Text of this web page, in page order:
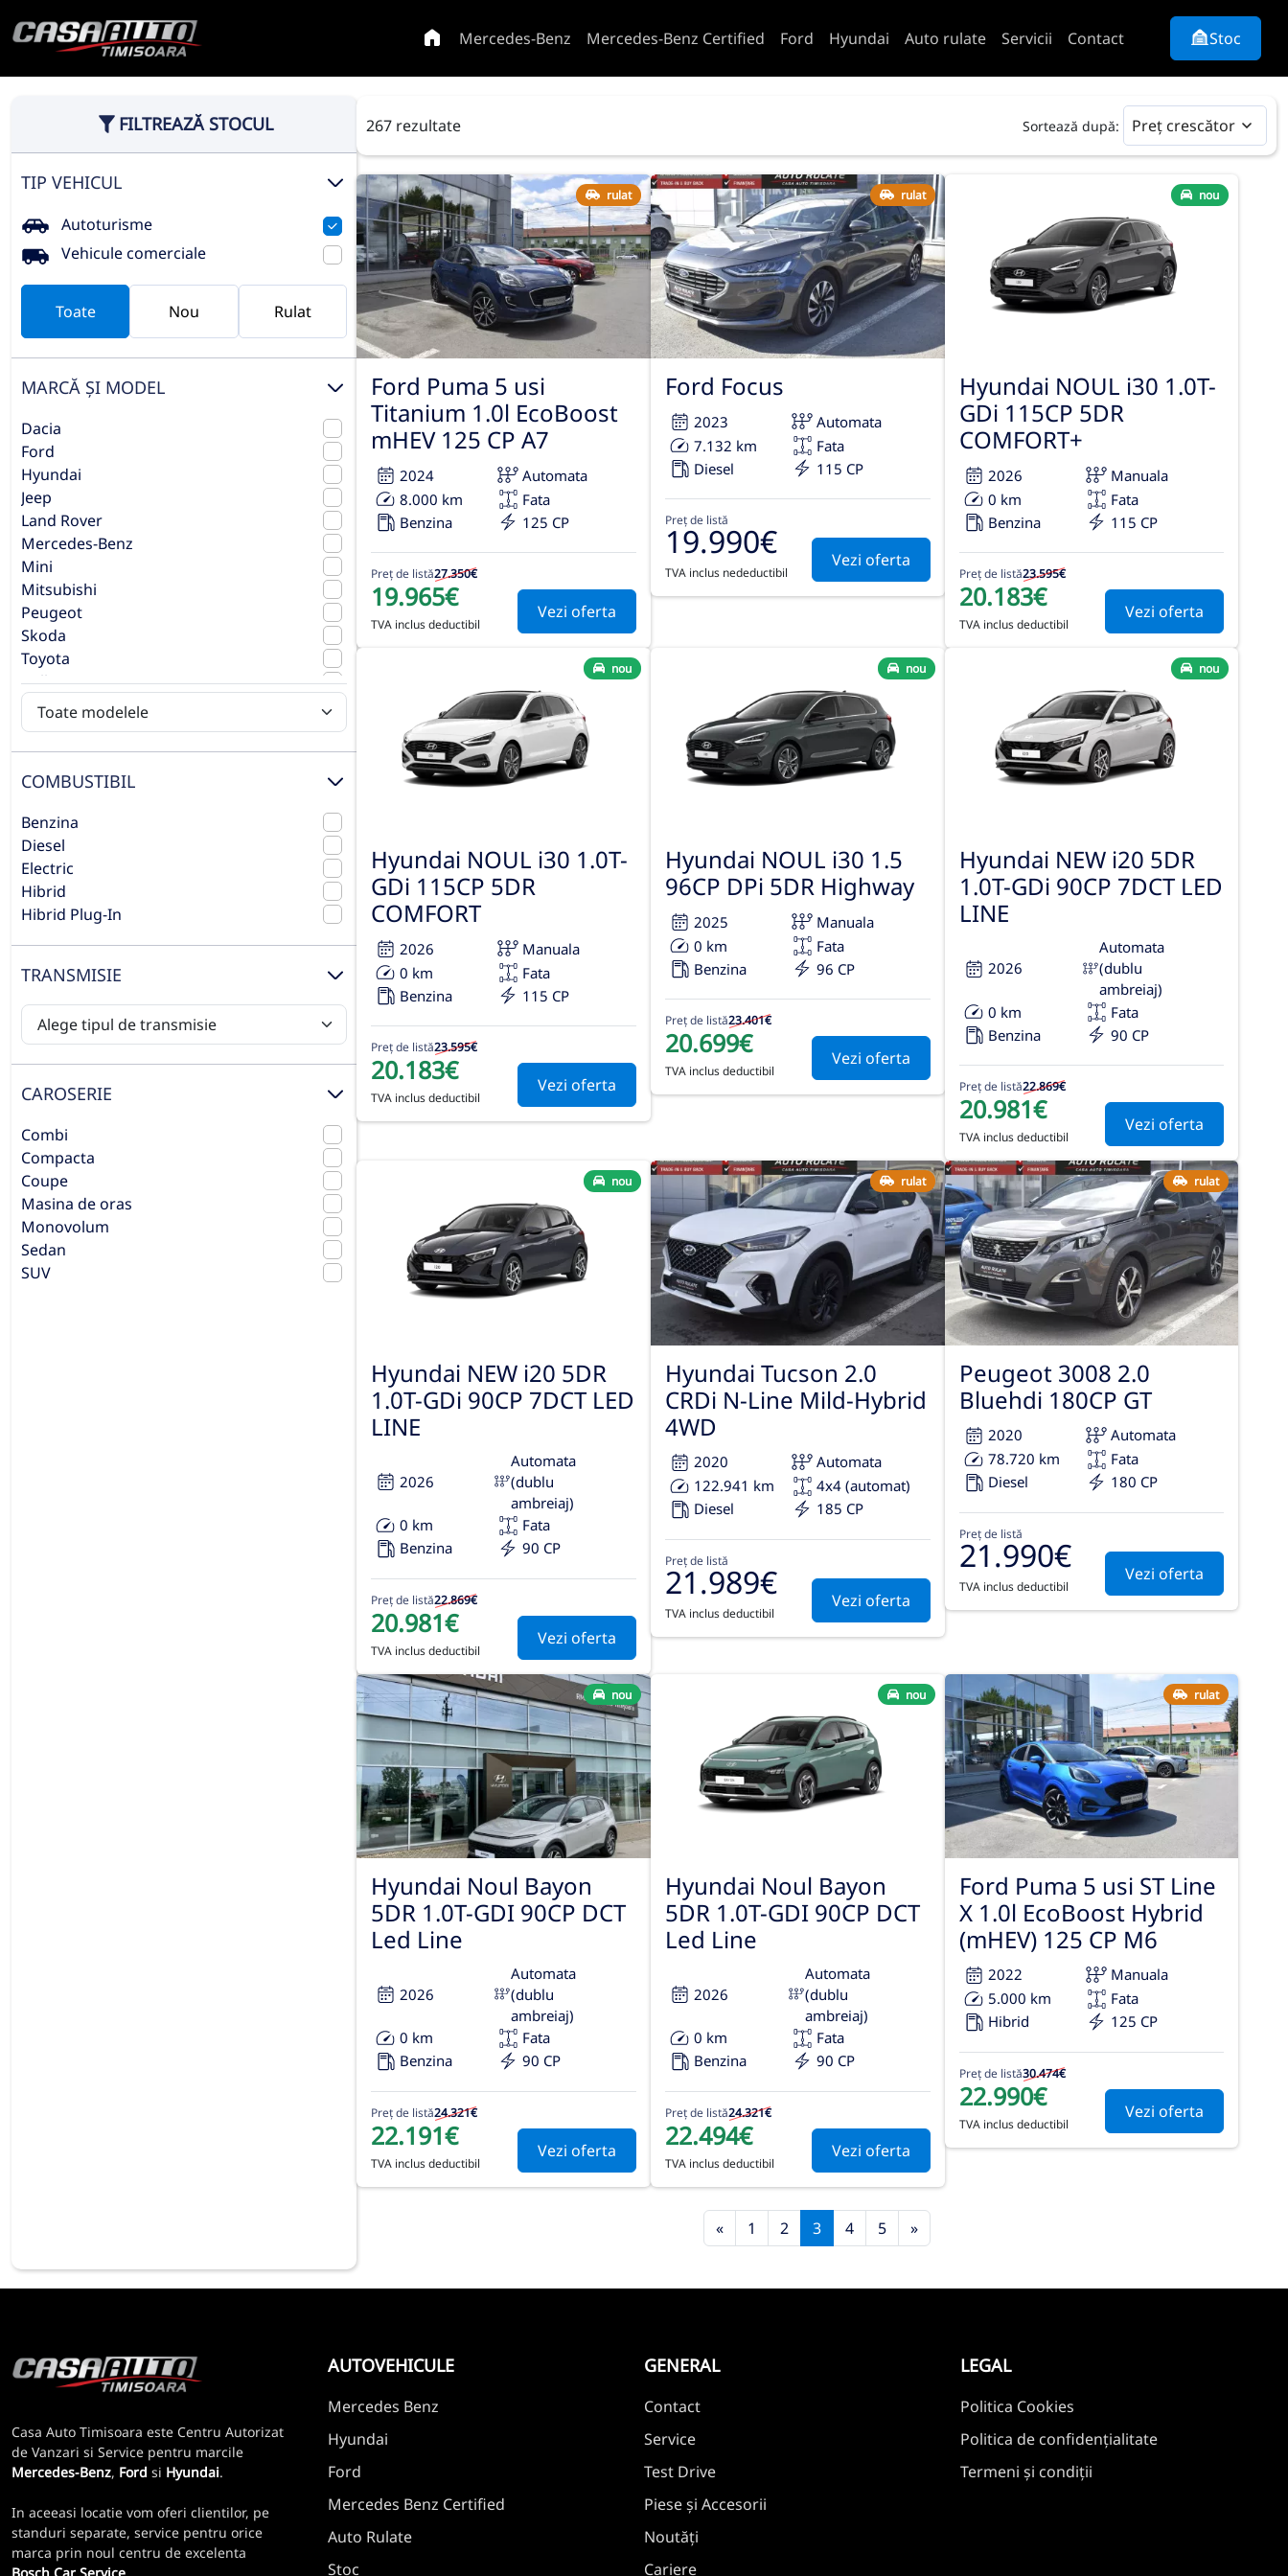
Mercedes-Benz Mercedes-Benz Certified Ford Hyundai Auto rulate Servicii Contact Stoc
FILTREAZĂ STOCUL
TIP VEHICUL
Autoturisme
Vehicule comerciale
Toate Nou Rulat
MARCĂ ȘI MODEL
Dacia
Ford
Hyundai
Jeep
Land Rover
Mercedes-Benz
Mini
Mitsubishi
Peugeot
Skoda
Toyota
Volkswagen
Volvo
COMBUSTIBIL
Benzina
Diesel
Electric
Hibrid
Hibrid Plug-In
TRANSMISIE
CAROSERIE
Combi
Compacta
Coupe
Masina de oras
Monovolum
Sedan
SUV
267 rezultate Sortează după: Preț crescător
rulat
Ford Puma 5 usi
Titanium 1.0l EcoBoost
mHEV 125 CP A7
2024
Automata
8.000 km
Fata
Benzina
125 CP
Preț de listă27.350€
19.965€
TVA inclus deductibil
Vezi oferta
rulat
Ford Focus
2023
Automata
7.132 km
Fata
Diesel
115 CP
Preț de listă
19.990€
TVA inclus nedeductibil
Vezi oferta
nou
Hyundai NOUL i30 1.0T-
GDi 115CP 5DR
COMFORT+
2026
Manuala
0 km
Fata
Benzina
115 CP
Preț de listă23.595€
20.183€
TVA inclus deductibil
Vezi oferta
nou
Hyundai NOUL i30 1.0T-
GDi 115CP 5DR
COMFORT
2026
Manuala
0 km
Fata
Benzina
115 CP
Preț de listă23.595€
20.183€
TVA inclus deductibil
Vezi oferta
nou
Hyundai NOUL i30 1.5
96CP DPi 5DR Highway
2025
Manuala
0 km
Fata
Benzina
96 CP
Preț de listă23.401€
20.699€
TVA inclus deductibil
Vezi oferta
nou
Hyundai NEW i20 5DR
1.0T-GDi 90CP 7DCT LED
LINE
2026
Automata
(dublu
ambreiaj)
0 km
Fata
Benzina
90 CP
Preț de listă22.869€
20.981€
TVA inclus deductibil
Vezi oferta
nou
Hyundai NEW i20 5DR
1.0T-GDi 90CP 7DCT LED
LINE
2026
Automata
(dublu
ambreiaj)
0 km
Fata
Benzina
90 CP
Preț de listă22.869€
20.981€
TVA inclus deductibil
Vezi oferta
rulat
Hyundai Tucson 2.0
CRDi N-Line Mild-Hybrid
4WD
2020
Automata
122.941 km
4x4 (automat)
Diesel
185 CP
Preț de listă
21.989€
TVA inclus deductibil
Vezi oferta
rulat
Peugeot 3008 2.0
Bluehdi 180CP GT
2020
Automata
78.720 km
Fata
Diesel
180 CP
Preț de listă
21.990€
TVA inclus deductibil
Vezi oferta
nou
Hyundai Noul Bayon
5DR 1.0T-GDI 90CP DCT
Led Line
2026
Automata
(dublu
ambreiaj)
0 km
Fata
Benzina
90 CP
Preț de listă24.321€
22.191€
TVA inclus deductibil
Vezi oferta
nou
Hyundai Noul Bayon
5DR 1.0T-GDI 90CP DCT
Led Line
2026
Automata
(dublu
ambreiaj)
0 km
Fata
Benzina
90 CP
Preț de listă24.321€
22.494€
TVA inclus deductibil
Vezi oferta
rulat
Ford Puma 5 usi ST Line
X 1.0l EcoBoost Hybrid
(mHEV) 125 CP M6
2022
Manuala
5.000 km
Fata
Hibrid
125 CP
Preț de listă30.474€
22.990€
TVA inclus deductibil
Vezi oferta
« 1 2 3 4 5 »
Casa Auto Timisoara este Centru Autorizat
de Vanzari si Service pentru marcile
Mercedes-Benz, Ford si Hyundai.
In aceeasi locatie vom oferi clientilor, pe
standuri separate, service pentru orice
marca prin noul centru de excelenta
AUTOVEHICULE
Mercedes Benz
Hyundai
Ford
Mercedes Benz Certified
Auto Rulate
Stoc
GENERAL
Contact
Service
Test Drive
Piese și Accesorii
Noutăți
Cariere
LEGAL
Politica Cookies
Politica de confidențialitate
Termeni și condiții